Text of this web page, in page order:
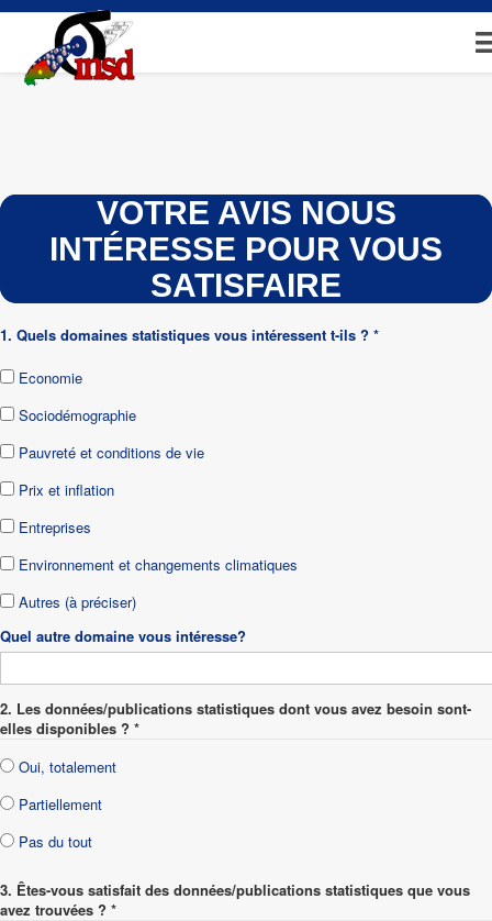
Aller
contenu
principal
VOTRE AVIS NOUS
INTÉRESSE POUR VOUS
SATISFAIRE
1. Quels domaines statistiques vous intéressent t-ils ? *
Economie
Sociodémographie
Pauvreté et conditions de vie
Prix et inflation
Entreprises
Environnement et changements climatiques
Autres (à préciser)
Quel autre domaine vous intéresse?
2. Les données/publications statistiques dont vous avez besoin sont-
elles disponibles ? *
Oui, totalement
Partiellement
Pas du tout
3. Êtes-vous satisfait des données/publications statistiques que vous
avez trouvées ? *